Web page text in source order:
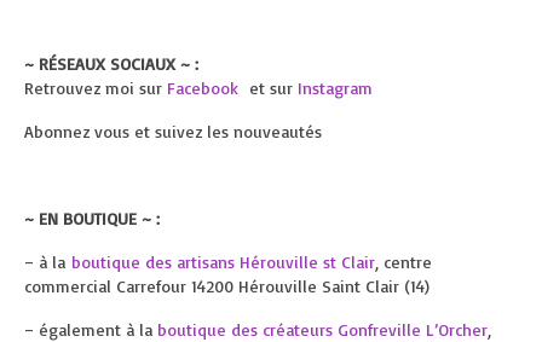
~ RÉSEAUX SOCIAUX ~ :
Retrouvez moi sur Facebook et sur Instagram
Abonnez vous et suivez les nouveautés
~ EN BOUTIQUE ~ :
– à la boutique des artisans Hérouville st Clair , centre
commercial Carrefour 14200 Hérouville Saint Clair (14)
– également à la boutique des créateurs Gonfreville L’Orcher